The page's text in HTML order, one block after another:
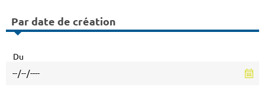
Par date de création
Du